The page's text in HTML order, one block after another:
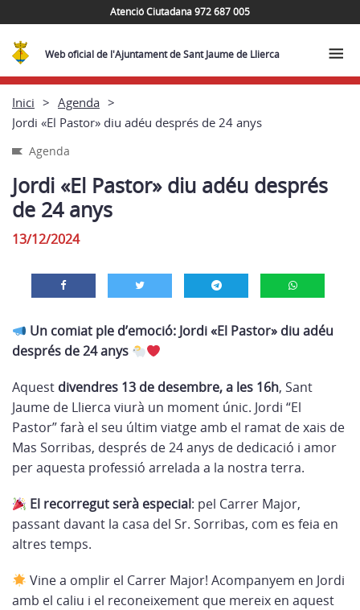
Atenció Ciutadana 972 687 005
Web oficial de l'Ajuntament de Sant Jaume de Llierca
Inici
Agenda
Jordi «El Pastor» diu adéu després de 24 anys
Agenda
Jordi «El Pastor» diu adéu després
de 24 anys
13/12/2024
Un comiat ple d’emoció: Jordi «El Pastor» diu adéu
després de 24 anys
Aquest divendres 13 de desembre, a les 16h, Sant
Jaume de Llierca viurà un moment únic. Jordi “El
Pastor” farà el seu últim viatge amb el ramat de xais de
Mas Sorribas, després de 24 anys de dedicació i amor
per aquesta professió arrelada a la nostra terra.
El recorregut serà especial: pel Carrer Major,
passant davant la casa del Sr. Sorribas, com es feia en
altres temps.
Vine a omplir el Carrer Major! Acompanyem en Jordi
amb el caliu i el reconeixement que mereix en aquest